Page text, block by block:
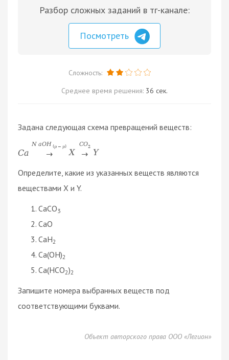
Разбор сложных заданий в тг-канале:
Посмотреть
Сложность:
Среднее время решения: 36 сек.
Задана следующая схема превращений веществ:
Ca
N aOH ( р − р)
→ X
СO2
→ Y
Определите, какие из указанных веществ являются
веществами X и Y.
CaCO3
CaO
CaH2
Ca(OH)2
Ca(HCO2)2
Запишите номера выбранных веществ под
соответствующими буквами.
Объект авторского права ООО «Легион»